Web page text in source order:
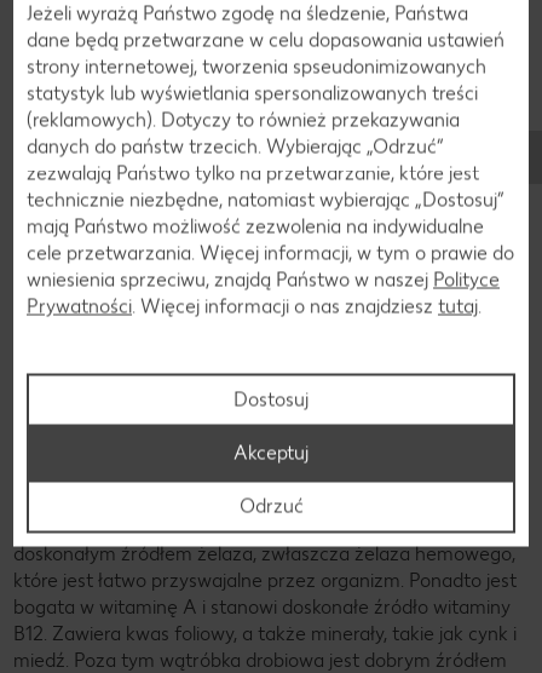
Prawidłowe przechowywanie wątróbki drobiowej jest ważne
dla zachowania jej świeżości i jakości. Po zakupie lub
przygotowaniu należy ją natychmiast schłodzić i szczelnie
zapakować, aby zapobiec wysychaniu i zanieczyszczeniu.
Temperatura od 0 do 4 stopni Celsjusza jest idealna.
Spożycie powinno nastąpić w ciągu 1–2 dni. W celu
dłuższego przechowywania można ją również zamrozić,
przy czym czas przechowywania w zamrażarce wynosi
zwykle około 2–3 miesięcy. Podczas rozmrażania zaleca się
umieszczenie jej w lodówce.
Składniki wątróbki drobiowej
Dzięki szerokiej gamie składników odżywczych wątróbka
drobiowa może być składnikiem zbilansowanej diety. Jest
doskonałym źródłem żelaza, zwłaszcza żelaza hemowego,
które jest łatwo przyswajalne przez organizm. Ponadto jest
bogata w witaminę A i stanowi doskonałe źródło witaminy
B12. Zawiera kwas foliowy, a także minerały, takie jak cynk i
miedź. Poza tym wątróbka drobiowa jest dobrym źródłem
Jeżeli wyrażą Państwo zgodę na śledzenie, Państwa
dane będą przetwarzane w celu dopasowania ustawień
strony internetowej, tworzenia spseudonimizowanych
statystyk lub wyświetlania spersonalizowanych treści
(reklamowych). Dotyczy to również przekazywania
danych do państw trzecich. Wybierając „Odrzuć“
zezwalają Państwo tylko na przetwarzanie, które jest
technicznie niezbędne, natomiast wybierając „Dostosuj”
mają Państwo możliwość zezwolenia na indywidualne
cele przetwarzania. Więcej informacji, w tym o prawie do
wniesienia sprzeciwu, znajdą Państwo w naszej Polityce
Prywatności. Więcej informacji o nas znajdziesz tutaj.
Dostosuj
Odrzuć
Akceptuj